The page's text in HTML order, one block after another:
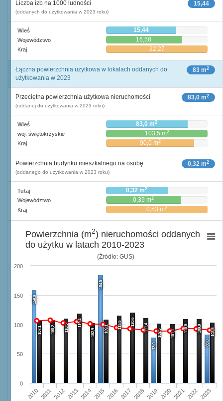
15,44
Liczba izb na 1000 ludności
(oddanych do użytkowania w 2023 roku)
Wieś 15,44
Województwo 16,58
Kraj 22,27
83 m2
Łączna powierzchnia użytkowa w lokalach oddanych do
użytkowania w 2023
83,0 m2
Przeciętna powierzchnia użytkowa nieruchomości
(oddanej do użytkowania w 2023 roku)
Wieś 83,0 m2
woj. świętokrzyskie 103,5 m2
Kraj 90,0 m2
0,32 m2
Powierzchnia budynku mieszkalnego na osobę
(oddanego do użytkowania w 2023 roku)
Tutaj 0,32 m2
Województwo 0,39 m2
Kraj 0,53 m2
(Źródło: GUS)
159,0
184,5
78,0 83,0
107,1 108,2 110,5
119,4
102,9
109,1 115,5 120,6
111,4
102,5 101,1
110,0 109,9 103,5
2010 2011 2012 2013 2014 2015 2016 2017 2018 2019 2020 2021 2022 2023
0
50
100
150
200
Powierzchnia (m2) nieruchomości oddanych
do użytku w latach 2010-2023